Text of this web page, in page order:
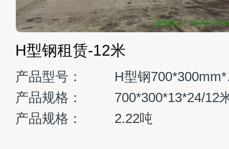
H型钢租赁-12米
产品型号：
产品规格：
700*300*13*24/12
产品规格：
2.22吨